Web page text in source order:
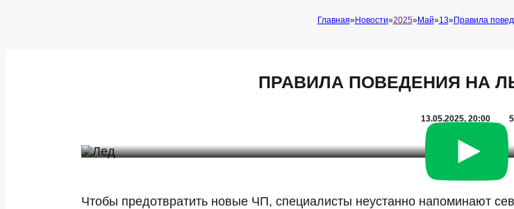
Главная Новости 2025 Май 13 Правила
ПРАВИЛА ПОВЕДЕНИЯ НА
13.05.2025, 20:00
Чтобы предотвратить новые ЧП, специалисты неустанно напоминают